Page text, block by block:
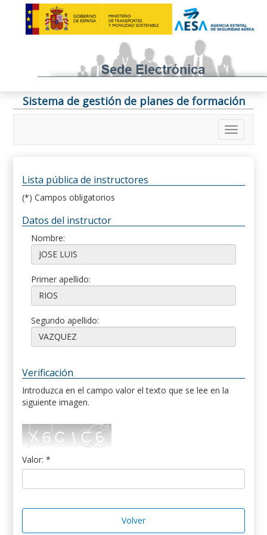
Sistema de gestión de planes de formación
Lista pública de instructores
(*) Campos obligatorios
Datos del instructor
Nombre:
Primer apellido:
Segundo apellido:
Verificación
Introduzca en el campo valor el texto que se lee en la
siguiente imagen.
Valor: *
Volver